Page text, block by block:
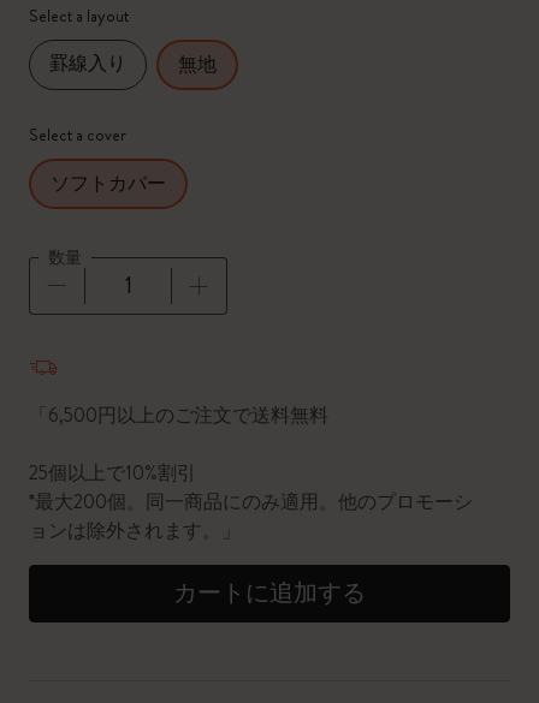
Select a layout
罫線入り 無地
Select a cover
ソフトカバー
数量
「6,500円以上のご注文で送料無料
25個以上で10%割引
*最大200個。同一商品にのみ適用。他のプロモーシ
ョンは除外されます。」
カートに追加する